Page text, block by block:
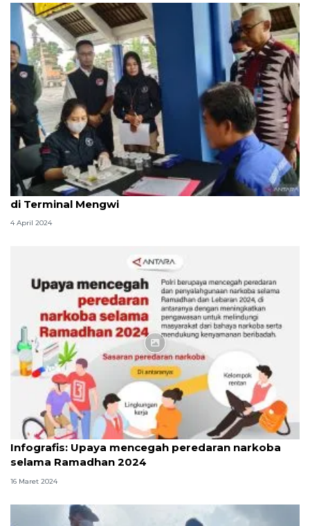
BNN Badung Bali tes urine sopir angkutan Lebaran
di Terminal Mengwi
4 April 2024
Infografik
Infografis: Upaya mencegah peredaran narkoba
selama Ramadhan 2024
16 Maret 2024